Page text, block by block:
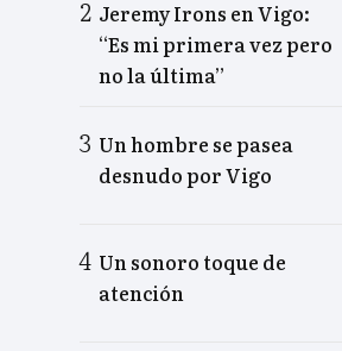
Jeremy Irons en Vigo:
“Es mi primera vez pero
no la última”
Un hombre se pasea
desnudo por Vigo
Un sonoro toque de
atención